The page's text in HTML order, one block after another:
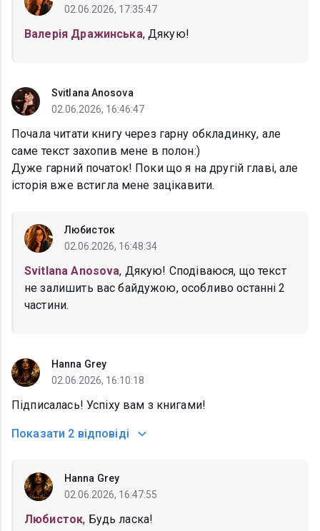
02.06.2026, 17:35:47
Валерія Дражинська, Дякую!
Svitlana Anosova
02.06.2026, 16:46:47
Почала читати книгу через гарну обкладинку, але
саме текст захопив мене в полон:)
Дуже гарний початок! Поки що я на другій главі, але
історія вже встигла мене зацікавити.
Любисток
02.06.2026, 16:48:34
Svitlana Anosova, Дякую! Сподіваюся, що текст
не залишить вас байдужою, особливо останні 2
частини.
Hanna Grey
02.06.2026, 16:10:18
Підписалась! Успіху вам з книгами!
Показати 2 відповіді
Hanna Grey
02.06.2026, 16:47:55
Любисток, Будь ласка!